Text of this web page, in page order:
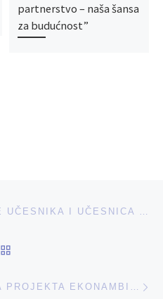
partnerstvo – naša šansa
za budućnost”
ZAVRŠNO OKUPLJANJE UČESNIKA I UČESNICA PROJEKTA UČENJE, OSNAŽIVANJE I PARTNERSTVO – NAŠA ŠANSA ZA BUDUĆNOST.
ZAVRŠNA KONFERENCIJA PROJEKTA EKONAMBIHAĆ